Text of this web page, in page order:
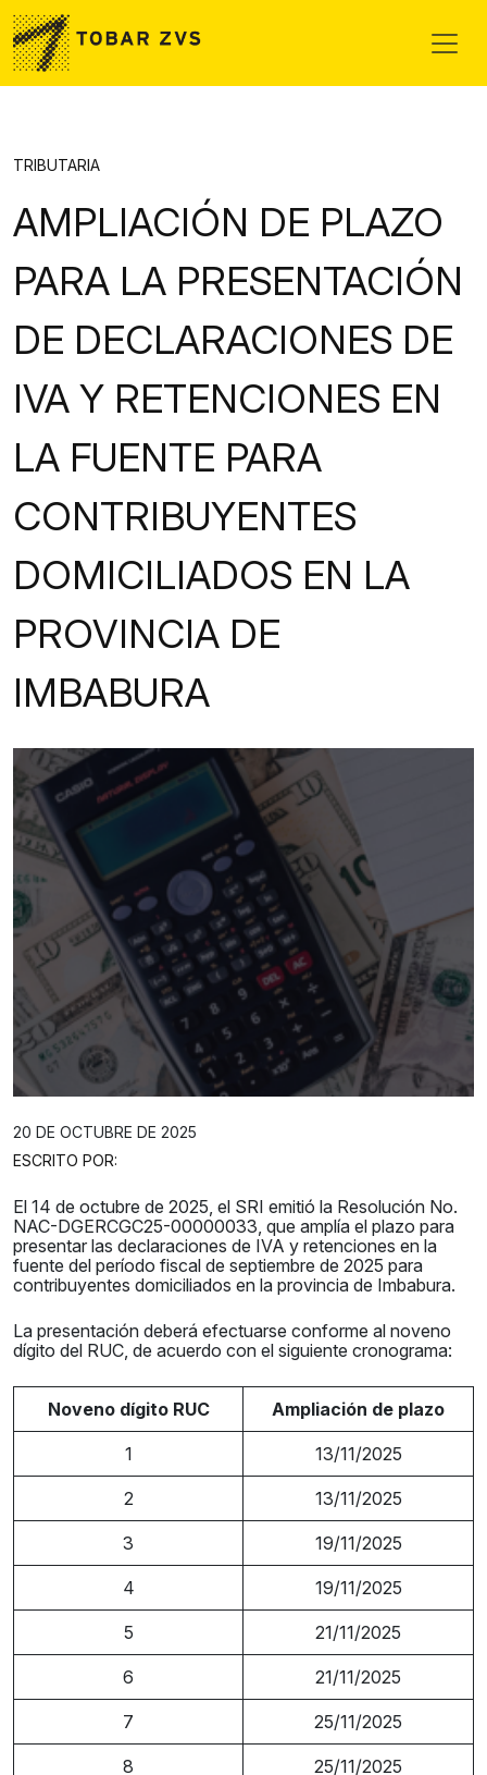
Skip to main content
TRIBUTARIA
AMPLIACIÓN DE PLAZO
PARA LA PRESENTACIÓN
DE DECLARACIONES DE
IVA Y RETENCIONES EN
LA FUENTE PARA
CONTRIBUYENTES
DOMICILIADOS EN LA
PROVINCIA DE
IMBABURA
20 DE OCTUBRE DE 2025
ESCRITO POR:
El 14 de octubre de 2025, el SRI emitió la Resolución No.
NAC-DGERCGC25-00000033, que amplía el plazo para
presentar las declaraciones de IVA y retenciones en la
fuente del período fiscal de septiembre de 2025 para
contribuyentes domiciliados en la provincia de Imbabura.
La presentación deberá efectuarse conforme al noveno
dígito del RUC, de acuerdo con el siguiente cronograma:
Noveno dígito RUC Ampliación de plazo
1 13/11/2025
2 13/11/2025
3 19/11/2025
4 19/11/2025
5 21/11/2025
6 21/11/2025
7 25/11/2025
8 25/11/2025